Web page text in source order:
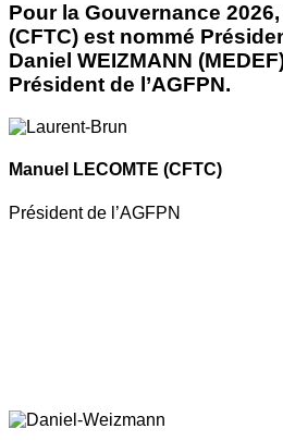
Pour la Gouvernance
(CFTC) est nommé
Daniel WEIZMANN
Président de l’AGFPN.
Manuel LECOMTE (CFTC)
Président de l’AGFPN